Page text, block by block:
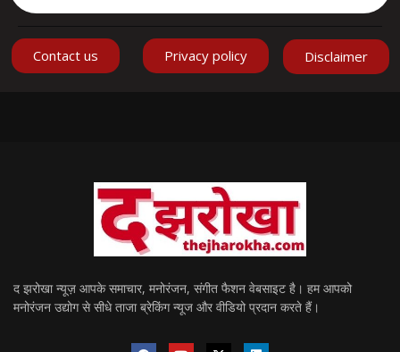
Contact us Privacy policy Disclaimer
द झरोखा न्यूज़ आपके समाचार, मनोरंजन, संगीत फैशन वेबसाइट है। हम आपको
मनोरंजन उद्योग से सीधे ताजा ब्रेकिंग न्यूज और वीडियो प्रदान करते हैं।